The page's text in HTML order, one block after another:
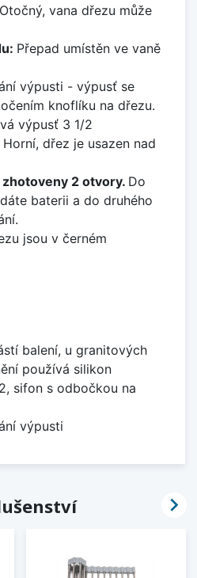
Otočný, vana dřezu může
Přepad umístěn ve vaně
výpusti - výpusť se
knoflíku na dřezu.
výpusť 3 1/2
Horní, dřez je usazen nad
2 otvory. Do
baterii a do druhého
jsou v černém
balení, u granitových
používá silikon
sifon s odbočkou na
výpusti
